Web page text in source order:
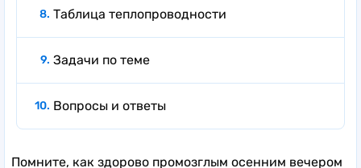
Таблица теплопроводности
Задачи по теме
Вопросы и ответы
Помните, как здорово промозглым осенним вечером